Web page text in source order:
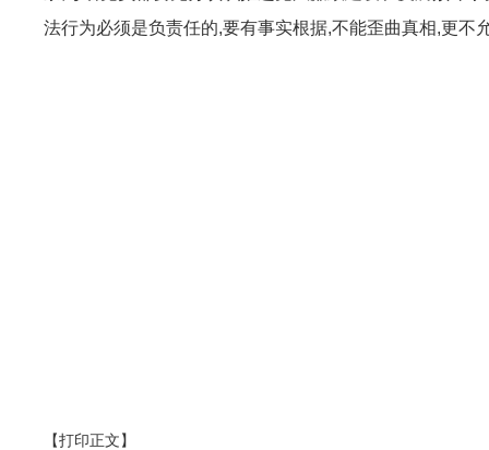
法行为必须是负责任的,要有事实根据,不能歪曲真相,更
【打印正文】